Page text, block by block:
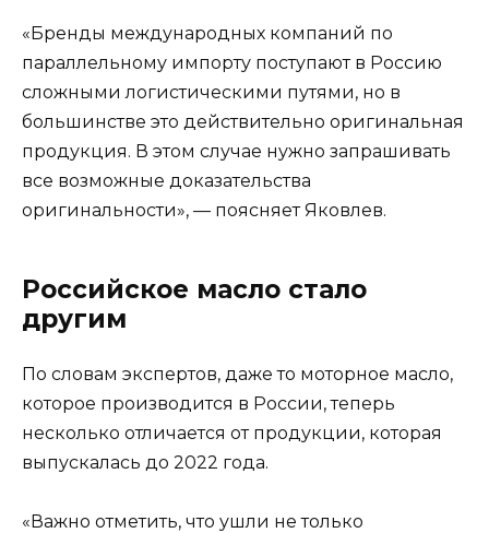
«Бренды международных компаний по
параллельному импорту поступают в Россию
сложными логистическими путями, но в
большинстве это действительно оригинальная
продукция. В этом случае нужно запрашивать
все возможные доказательства
оригинальности», — поясняет Яковлев.
Российское масло стало
другим
По словам экспертов, даже то моторное масло,
которое производится в России, теперь
несколько отличается от продукции, которая
выпускалась до 2022 года.
«Важно отметить, что ушли не только